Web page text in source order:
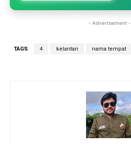
- Advertisement -
TAGS 4 kelantan nama tempat